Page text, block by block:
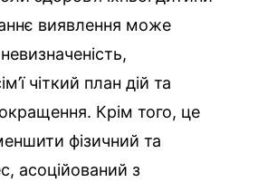
виявлення може
чіткий план дій та
Крім того, це
фізичний та
асоційований з